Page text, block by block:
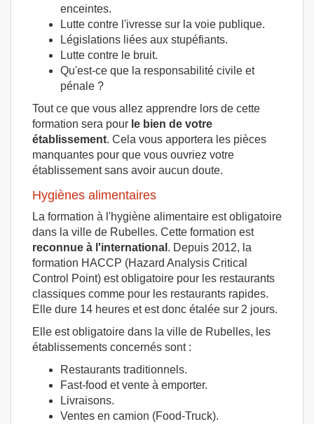
enceintes.
Lutte contre l'ivresse sur la voie publique.
Législations liées aux stupéfiants.
Lutte contre le bruit.
Qu'est-ce que la responsabilité civile et
pénale ?
Tout ce que vous allez apprendre lors de cette
formation sera pour le bien de votre
établissement. Cela vous apportera les pièces
manquantes pour que vous ouvriez votre
établissement sans avoir aucun doute.
Hygiènes alimentaires
La formation à l'hygiène alimentaire est obligatoire
dans la ville de Rubelles. Cette formation est
reconnue à l'international . Depuis 2012, la
formation HACCP (Hazard Analysis Critical
Control Point) est obligatoire pour les restaurants
classiques comme pour les restaurants rapides.
Elle dure 14 heures et est donc étalée sur 2 jours.
Elle est obligatoire dans la ville de Rubelles, les
établissements concernés sont :
Restaurants traditionnels.
Fast-food et vente à emporter.
Livraisons.
Ventes en camion (Food-Truck).